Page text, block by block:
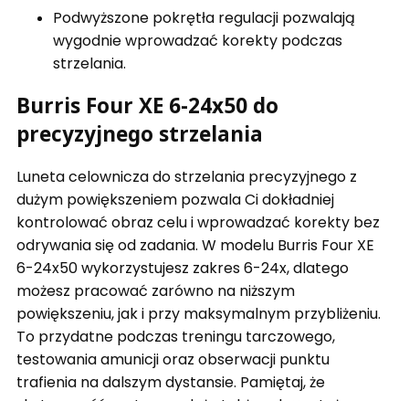
Podwyższone pokrętła regulacji pozwalają
wygodnie wprowadzać korekty podczas
strzelania.
Burris Four XE 6-24x50 do
precyzyjnego strzelania
Luneta celownicza do strzelania precyzyjnego z
dużym powiększeniem pozwala Ci dokładniej
kontrolować obraz celu i wprowadzać korekty bez
odrywania się od zadania. W modelu Burris Four XE
6-24x50 wykorzystujesz zakres 6-24x, dlatego
możesz pracować zarówno na niższym
powiększeniu, jak i przy maksymalnym przybliżeniu.
To przydatne podczas treningu tarczowego,
testowania amunicji oraz obserwacji punktu
trafienia na dalszym dystansie. Pamiętaj, że